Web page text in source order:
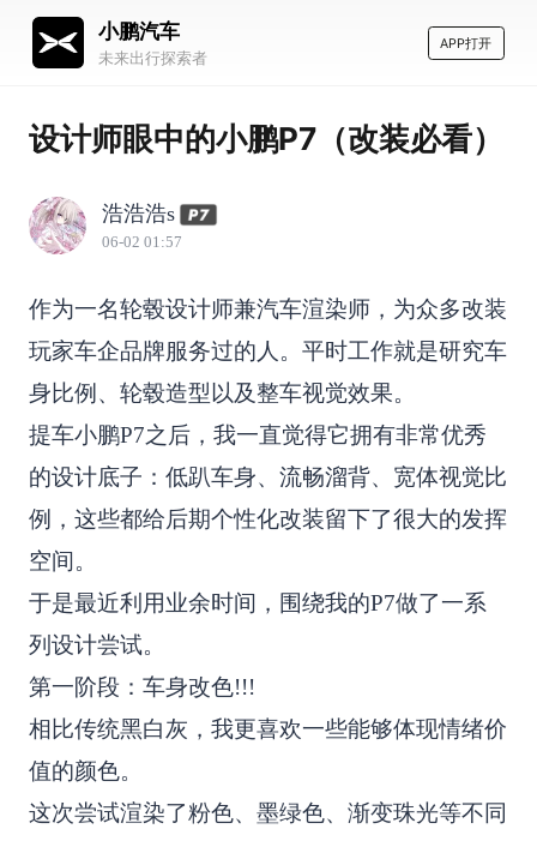
小鹏汽车
未来出行探索者
APP打开
设计师眼中的小鹏P7（改装必看）
浩浩浩s
06-02 01:57
作为一名轮毂设计师兼汽车渲染师，为众多改装
玩家车企品牌服务过的人。平时工作就是研究车
身比例、轮毂造型以及整车视觉效果。
提车小鹏P7之后，我一直觉得它拥有非常优秀
的设计底子：低趴车身、流畅溜背、宽体视觉比
例，这些都给后期个性化改装留下了很大的发挥
空间。
于是最近利用业余时间，围绕我的P7做了一系
列设计尝试。
第一阶段：车身改色!!!
相比传统黑白灰，我更喜欢一些能够体现情绪价
值的颜色。
这次尝试渲染了粉色、墨绿色、渐变珠光等不同